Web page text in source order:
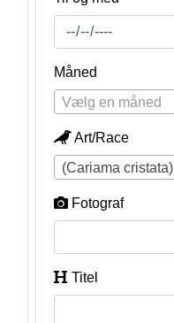
Måned
Vælg en måned
Art/Race
(Cariama cristata)
Fotograf
Titel